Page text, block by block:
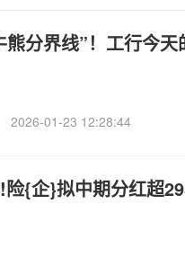
熊分界线”！工行今
2026-01-23 12:28:44
{企}拟中期分红超